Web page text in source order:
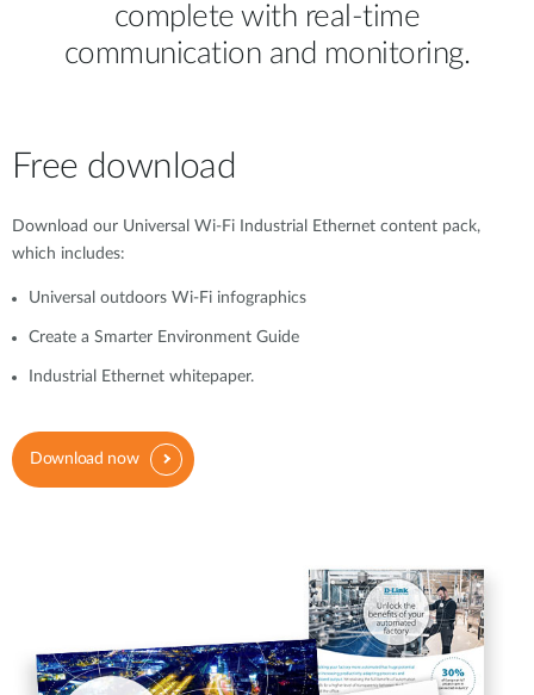
complete with real-time
communication and monitoring.
Free download
Download our Universal Wi-Fi Industrial Ethernet content pack,
which includes:
Universal outdoors Wi-Fi infographics
Create a Smarter Environment Guide
Industrial Ethernet whitepaper.
Download now